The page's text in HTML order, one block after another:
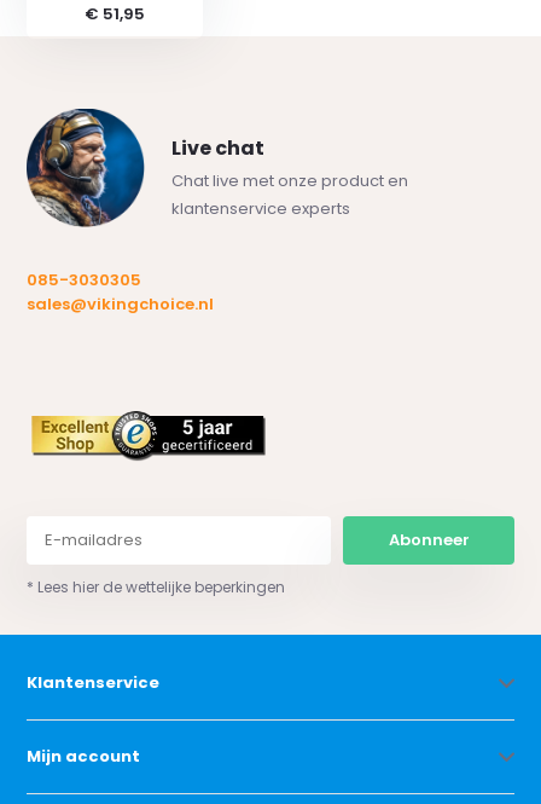
€ 51,95
Live chat
Chat live met onze product en
klantenservice experts
085-3030305
sales@vikingchoice.nl
Abonneer
* Lees hier de wettelijke beperkingen
Klantenservice
Mijn account